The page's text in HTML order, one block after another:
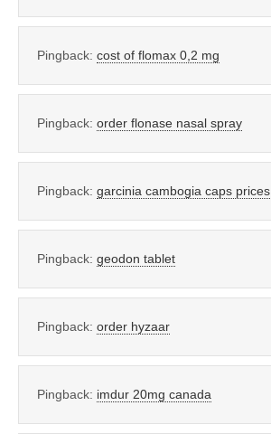
Pingback: cost of flomax 0,2 mg
Pingback: order flonase nasal spray
Pingback: garcinia cambogia caps prices
Pingback: geodon tablet
Pingback: order hyzaar
Pingback: imdur 20mg canada